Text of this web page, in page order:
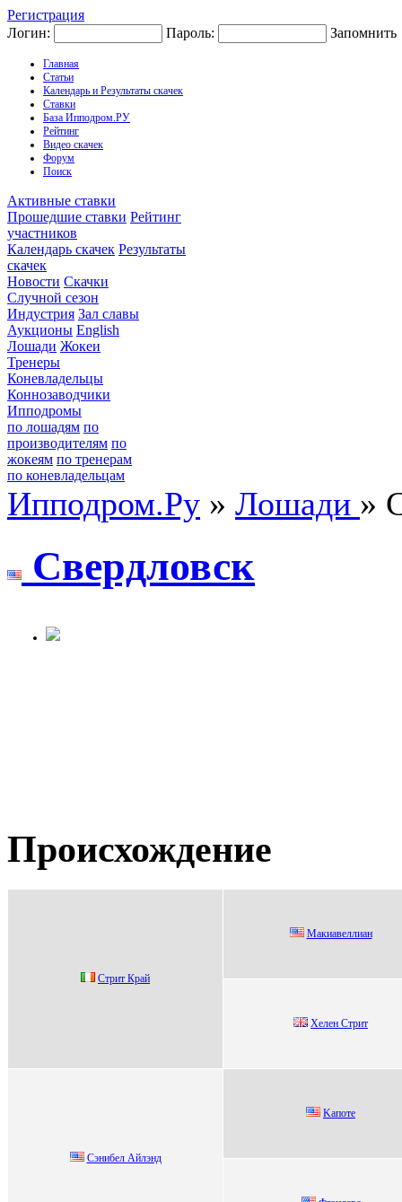
Регистрация
Логин:
Пароль: Запомнить
Главная
Статьи
Календарь и Результаты скачек
Ставки
База Ипподром.РУ
Рейтинг
Видео скачек
Форум
Поиск
Активные ставки
Прошедшие ставки Рейтинг
участников
Календарь скачек Результаты
скачек
Новости Скачки
Случной сезон
Индустрия Зал славы
Аукционы English
Лошади Жокеи
Тренеры
Коневладельцы
Коннозаводчики
Ипподромы
по лошадям по
производителям по
жокеям по тренерам
по коневладельцам
Ипподром.Ру » Лошади »
Свеpдловск
Происхождение
Стрит Крaй
Mакиавeллиан
Xeлeн Стрит
Сэнибeл Айлэнд
Kaпоте